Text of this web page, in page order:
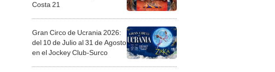
Costa 21
Gran Circo de Ucrania 2026:
del 10 de Julio al 31 de Agosto
en el Jockey Club-Surco